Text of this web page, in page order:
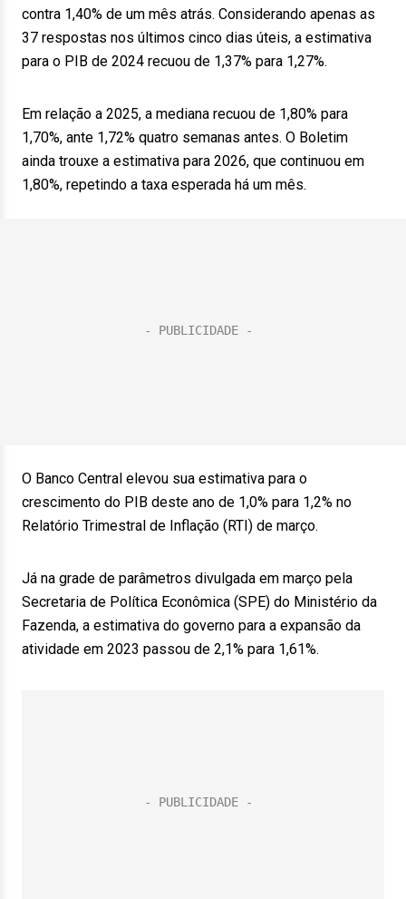
contra 1,40% de um mês atrás. Considerando apenas as
37 respostas nos últimos cinco dias úteis, a estimativa
para o PIB de 2024 recuou de 1,37% para 1,27%.
Em relação a 2025, a mediana recuou de 1,80% para
1,70%, ante 1,72% quatro semanas antes. O Boletim
ainda trouxe a estimativa para 2026, que continuou em
1,80%, repetindo a taxa esperada há um mês.
O Banco Central elevou sua estimativa para o
crescimento do PIB deste ano de 1,0% para 1,2% no
Relatório Trimestral de Inflação (RTI) de março.
Já na grade de parâmetros divulgada em março pela
Secretaria de Política Econômica (SPE) do Ministério da
Fazenda, a estimativa do governo para a expansão da
atividade em 2023 passou de 2,1% para 1,61%.